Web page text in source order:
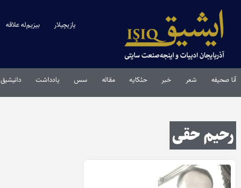
یازیچیلار بیزیم‌له علاقه
آنا صحیفه شعر خبر حئکایه مقاله‌ سس یادداشت دانیشیق
رحیم حقی